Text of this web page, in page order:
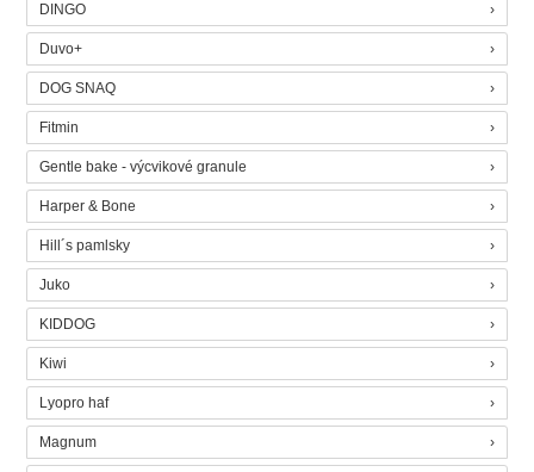
DINGO
Duvo+
DOG SNAQ
Fitmin
Gentle bake - výcvikové granule
Harper & Bone
Hill´s pamlsky
Juko
KIDDOG
Kiwi
Lyopro haf
Magnum